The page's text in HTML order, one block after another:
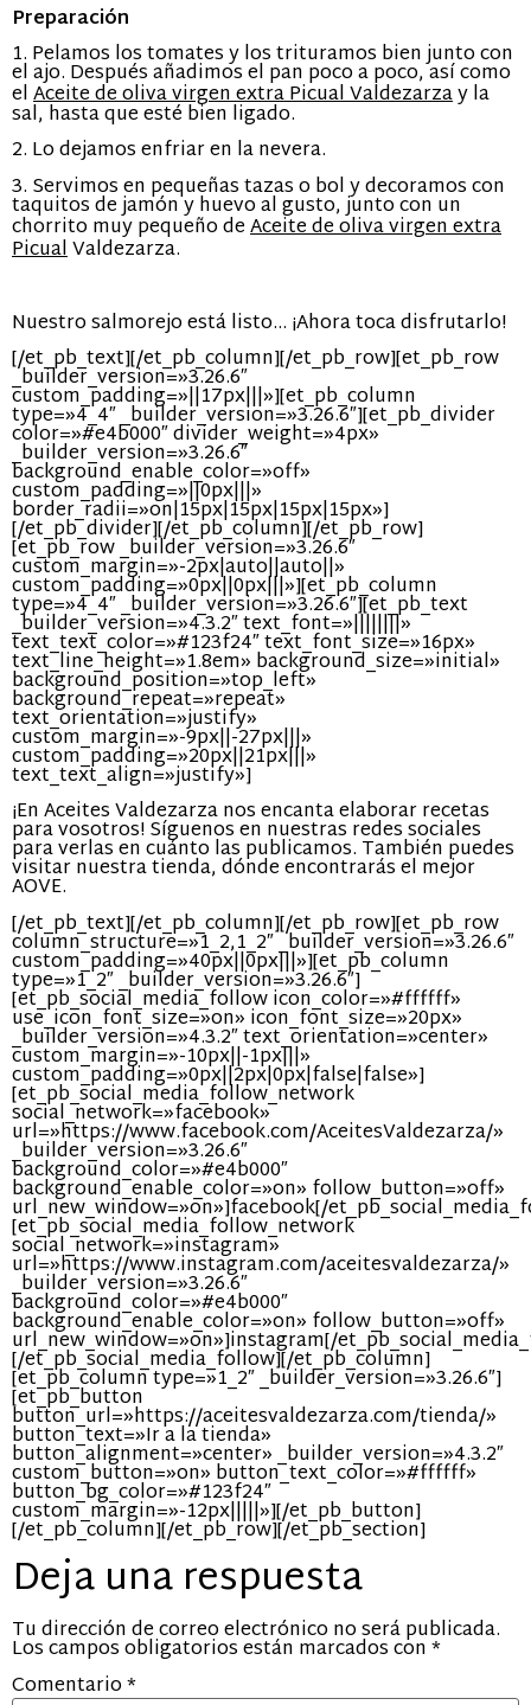
Preparación
1. Pelamos los tomates y los trituramos bien junto con
el ajo. Después añadimos el pan poco a poco, así como
elAceite de oliva virgen extra Picual Valdezarzay la
sal, hasta que esté bien ligado.
2. Lo dejamos enfriar en la nevera.
3. Servimos en pequeñas tazas o bol y decoramos con
taquitos de jamón y huevo al gusto, junto con un
chorrito muy pequeño deAceite de oliva virgen extra
PicualValdezarza.
Nuestro salmorejo está listo… ¡Ahora toca disfrutarlo!
[/et_pb_text][/et_pb_column][/et_pb_row][et_pb_row
_builder_version=»3.26.6″
custom_padding=»||17px|||»][et_pb_column
type=»4_4″ _builder_version=»3.26.6″][et_pb_divider
color=»#e4b000″ divider_weight=»4px»
_builder_version=»3.26.6″
background_enable_color=»off»
custom_padding=»||0px|||»
border_radii=»on|15px|15px|15px|15px»]
[/et_pb_divider][/et_pb_column][/et_pb_row]
[et_pb_row _builder_version=»3.26.6″
custom_margin=»-2px|auto||auto||»
custom_padding=»0px||0px|||»][et_pb_column
type=»4_4″ _builder_version=»3.26.6″][et_pb_text
_builder_version=»4.3.2″ text_font=»||||||||»
text_text_color=»#123f24″ text_font_size=»16px»
text_line_height=»1.8em» background_size=»initial»
background_position=»top_left»
background_repeat=»repeat»
text_orientation=»justify»
custom_margin=»-9px||-27px|||»
custom_padding=»20px||21px|||»
text_text_align=»justify»]
¡En Aceites Valdezarza nos encanta elaborar recetas
para vosotros! Síguenos en nuestras redes sociales
para verlas en cuánto las publicamos. También puedes
visitar nuestra tienda, dónde encontrarás el mejor
AOVE.
[/et_pb_text][/et_pb_column][/et_pb_row][et_pb_row
column_structure=»1_2,1_2″ _builder_version=»3.26.6″
custom_padding=»40px||0px|||»][et_pb_column
type=»1_2″ _builder_version=»3.26.6″]
[et_pb_social_media_follow icon_color=»#ffffff»
use_icon_font_size=»on» icon_font_size=»20px»
_builder_version=»4.3.2″ text_orientation=»center»
custom_margin=»-10px||-1px|||»
custom_padding=»0px||2px|0px|false|false»]
[et_pb_social_media_follow_network
social_network=»facebook»
url=»https://www.facebook.com/AceitesValdezarza/»
_builder_version=»3.26.6″
background_color=»#e4b000″
background_enable_color=»on» follow_button=»off»
url_new_window=»on»]facebook[/
[et_pb_social_media_follow_network
social_network=»instagram»
url=»https://www.instagram.com/aceitesvaldezarza/»
_builder_version=»3.26.6″
background_color=»#e4b000″
background_enable_color=»on» follow_button=»off»
url_new_window=»on»]instagram[/
[/et_pb_social_media_follow][/et_pb_column]
[et_pb_column type=»1_2″ _builder_version=»3.26.6″]
[et_pb_button
button_url=»https://aceitesvaldezarza.com/tienda/»
button_text=»Ir a la tienda»
button_alignment=»center» _builder_version=»4.3.2″
custom_button=»on» button_text_color=»#ffffff»
button_bg_color=»#123f24″
custom_margin=»-12px|||||»][/et_pb_button]
[/et_pb_column][/et_pb_row][/et_pb_section]
Deja una respuesta
Tu dirección de correo electrónico no será publicada.
Los campos obligatorios están marcados con*
Comentario*